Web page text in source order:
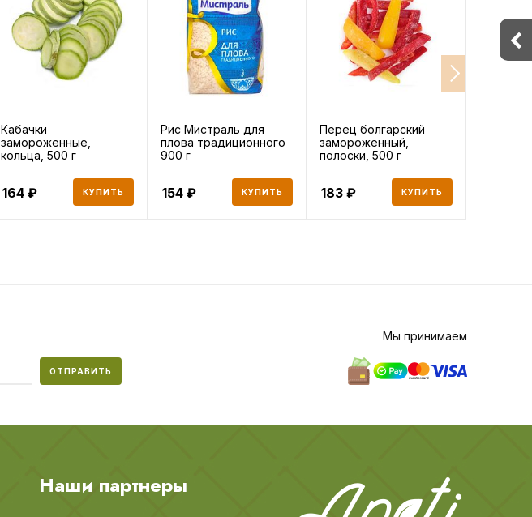
Кабачки
замороженные,
кольца, 500 г
164 КУПИТЬ
Рис Мистраль для
плова традиционного
900 г
154 КУПИТЬ
Перец болгарский
замороженный,
полоски, 500 г
183 КУПИТЬ
ОТПРАВИТЬ
Мы принимаем
Наши партнеры